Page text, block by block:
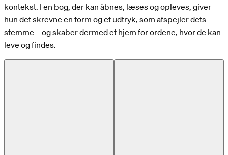
kontekst. I en bog, der kan åbnes, læses og opleves, giver
hun det skrevne en form og et udtryk, som afspejler dets
stemme – og skaber dermed et hjem for ordene, hvor de kan
leve og findes.